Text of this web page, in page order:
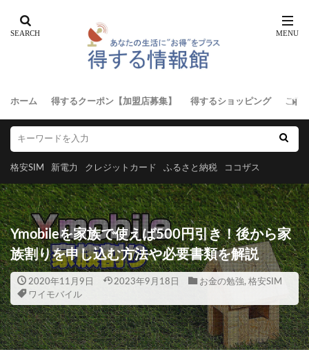
ホーム 得するクーポン【加盟店募集】 得するショッピング ご意
格安SIM 新電力 クレジットカード ふるさと納税 ココザス
Ymobileを家族で使えば500円引き！後から家
族割りを申し込む方法や必要書類を解説
2020年11月9日 2023年9月18日 お金の勉強, 格安SIM
ワイモバイル